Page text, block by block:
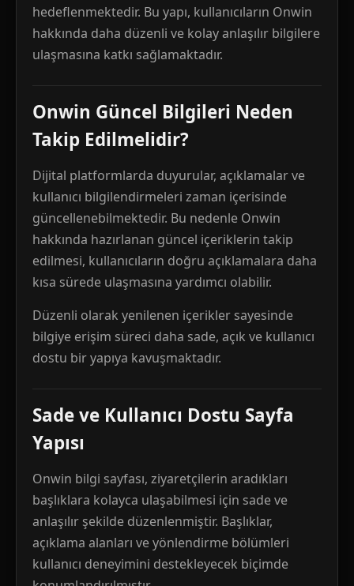
hedeflenmektedir. Bu yapı, kullanıcıların Onwin
hakkında daha düzenli ve kolay anlaşılır bilgilere
ulaşmasına katkı sağlamaktadır.
Onwin Güncel Bilgileri Neden
Takip Edilmelidir?
Dijital platformlarda duyurular, açıklamalar ve
kullanıcı bilgilendirmeleri zaman içerisinde
güncellenebilmektedir. Bu nedenle Onwin
hakkında hazırlanan güncel içeriklerin takip
edilmesi, kullanıcıların doğru açıklamalara daha
kısa sürede ulaşmasına yardımcı olabilir.
Düzenli olarak yenilenen içerikler sayesinde
bilgiye erişim süreci daha sade, açık ve kullanıcı
dostu bir yapıya kavuşmaktadır.
Sade ve Kullanıcı Dostu Sayfa
Yapısı
Onwin bilgi sayfası, ziyaretçilerin aradıkları
başlıklara kolayca ulaşabilmesi için sade ve
anlaşılır şekilde düzenlenmiştir. Başlıklar,
açıklama alanları ve yönlendirme bölümleri
kullanıcı deneyimini destekleyecek biçimde